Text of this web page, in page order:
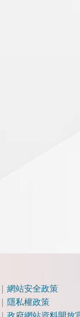
|網站安全政策
|隱私權政策